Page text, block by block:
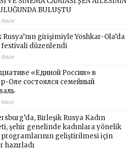
BULUŞTU
önce
Rusya’nın girişimiyle Yoshkar-Ola’da
düzenlendi
önce
«Единой России» в
Оле состоялся семейный
önce
Birleşik Rusya Kadın
şehir genelinde kadınlara yönelik
geliştirilmesi için
hazırladı